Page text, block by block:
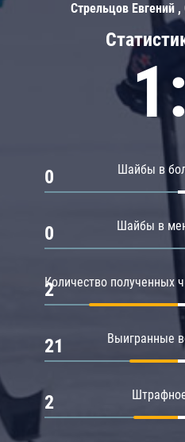
Шайбы в
0
Шайбы в
0
Количество полученных
2
Выигранные
21
2
Стрельцов Евгений